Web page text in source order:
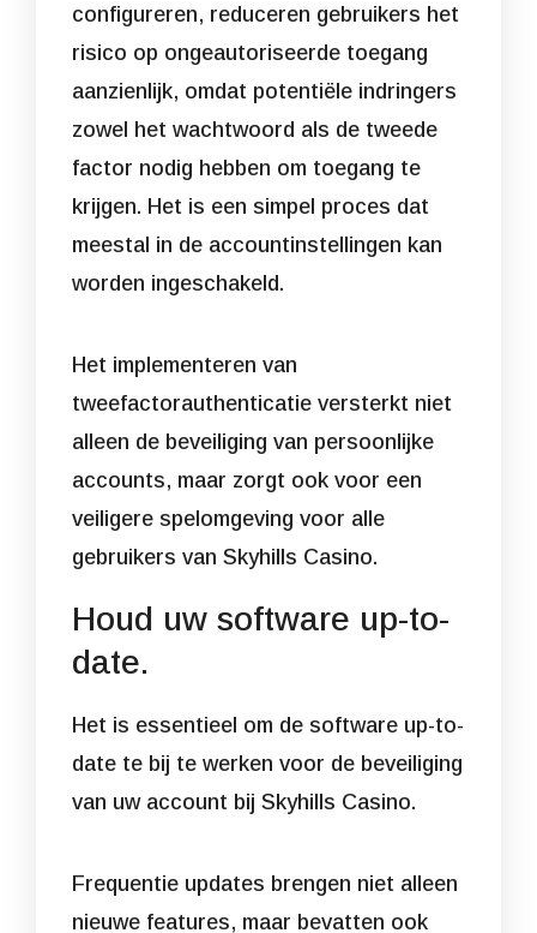
configureren, reduceren gebruikers het
risico op ongeautoriseerde toegang
aanzienlijk, omdat potentiële indringers
zowel het wachtwoord als de tweede
factor nodig hebben om toegang te
krijgen. Het is een simpel proces dat
meestal in de accountinstellingen kan
worden ingeschakeld.
Het implementeren van
tweefactorauthenticatie versterkt niet
alleen de beveiliging van persoonlijke
accounts, maar zorgt ook voor een
veiligere spelomgeving voor alle
gebruikers van Skyhills Casino.
Houd uw software up-to-
date.
Het is essentieel om de software up-to-
date te bij te werken voor de beveiliging
van uw account bij Skyhills Casino.
Frequentie updates brengen niet alleen
nieuwe features, maar bevatten ook